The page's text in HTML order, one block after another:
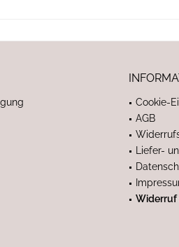
Cookie-
AGB
Liefer-
Widerruf